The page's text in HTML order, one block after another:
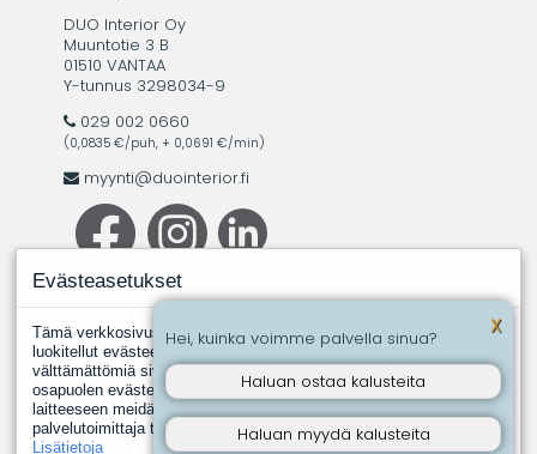
DUO Interior Oy
Muuntotie 3 B
01510 VANTAA
Y-tunnus 3298034-9
029 002 0660
(0,0835 €/puh, + 0,0691 €/min)
myynti@duointerior.fi
X
Hei, kuinka voimme palvella sinua?
Haluan ostaa kalusteita
Haluan myydä kalusteita
Evästeasetukset
Tämä verkkosivusto käyttää evästeitä. Evästeistä välttämättömiksi
luokitellut evästeet tallennetaan selaimeesi, koska ne ovat
välttämättömiä sivuston perustoimintoja varten. Muut, kolmannen
osapuolen evästeet ovat evästeitä, joita joku toinen taho asentaa
laitteeseen meidän puolestamme. Näin tapahtuu silloin, kun jokin
palvelutoimittaja tuottaa meille esimerkiksi analyysipalveluita.
Lisätietoja